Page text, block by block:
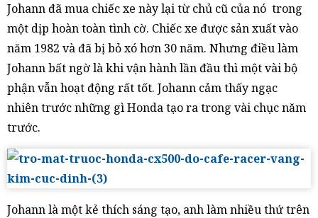
Johann đã mua chiếc xe này lại từ chủ cũ của nó trong
một dịp hoàn toàn tình cờ. Chiếc xe được sản xuất vào
năm 1982 và đã bị bỏ xó hơn 30 năm. Nhưng điều làm
Johann bất ngờ là khi vận hành lần đầu thì một vài bộ
phận vẫn hoạt động rất tốt. Johann cảm thấy ngạc
nhiên trước những gì Honda tạo ra trong vài chục năm
trước.
Johann là một kẻ thích sáng tạo, anh làm nhiều thứ trên